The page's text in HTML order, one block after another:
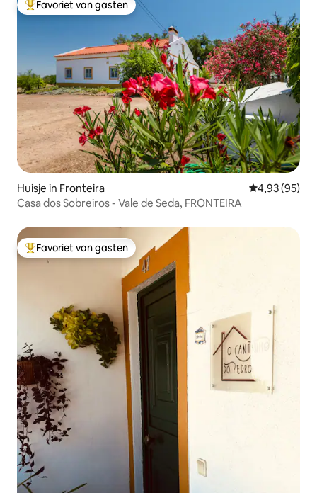
Topfavoriet van gasten
Favoriet van gasten
Huisje in Fronteira Gemiddelde
4,93 (95)
Casa dos Sobreiros - Vale de Seda, FRONTEIRA
Topfavoriet van gasten
Favoriet van gasten